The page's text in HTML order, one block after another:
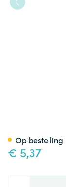
€ 5,37
Op bestelling